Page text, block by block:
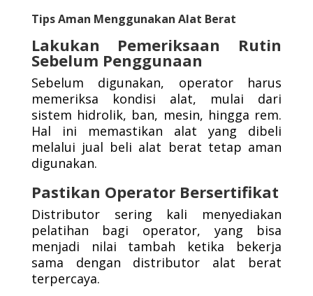
Tips Aman Menggunakan Alat Berat
Lakukan Pemeriksaan Rutin
Sebelum Penggunaan
Sebelum digunakan, operator harus
memeriksa kondisi alat, mulai dari
sistem hidrolik, ban, mesin, hingga rem.
Hal ini memastikan alat yang dibeli
melalui jual beli alat berat tetap aman
digunakan.
Pastikan Operator Bersertifikat
Distributor sering kali menyediakan
pelatihan bagi operator, yang bisa
menjadi nilai tambah ketika bekerja
sama dengan distributor alat berat
terpercaya.